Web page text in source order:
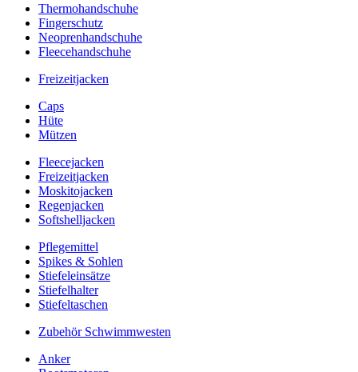
Thermohandschuhe
Fingerschutz
Neoprenhandschuhe
Fleecehandschuhe
Freizeitjacken
Caps
Hüte
Mützen
Fleecejacken
Freizeitjacken
Moskitojacken
Regenjacken
Softshelljacken
Pflegemittel
Spikes & Sohlen
Stiefeleinsätze
Stiefelhalter
Stiefeltaschen
Zubehör Schwimmwesten
Anker